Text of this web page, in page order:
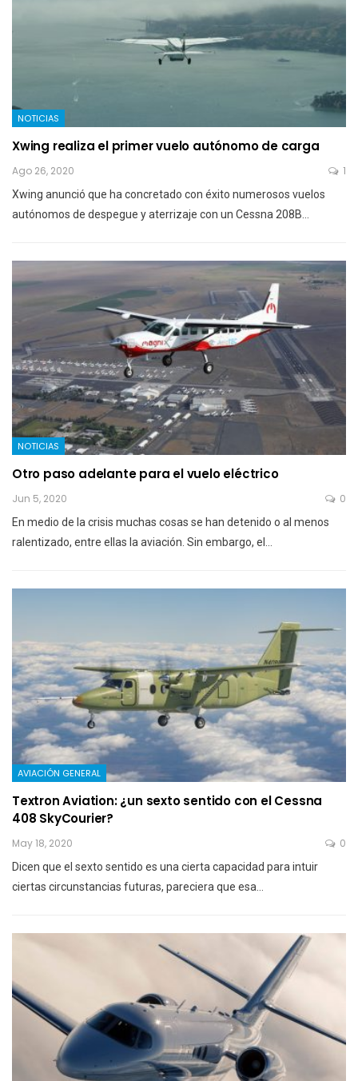
NOTICIAS
Xwing realiza el primer vuelo autónomo de carga
Ago 26, 2020 1
Xwing anunció que ha concretado con éxito numerosos vuelos
autónomos de despegue y aterrizaje con un Cessna 208B…
NOTICIAS
Otro paso adelante para el vuelo eléctrico
Jun 5, 2020 0
En medio de la crisis muchas cosas se han detenido o al menos
ralentizado, entre ellas la aviación. Sin embargo, el…
AVIACIÓN GENERAL
Textron Aviation: ¿un sexto sentido con el Cessna
408 SkyCourier?
May 18, 2020 0
Dicen que el sexto sentido es una cierta capacidad para intuir
ciertas circunstancias futuras, pareciera que esa…